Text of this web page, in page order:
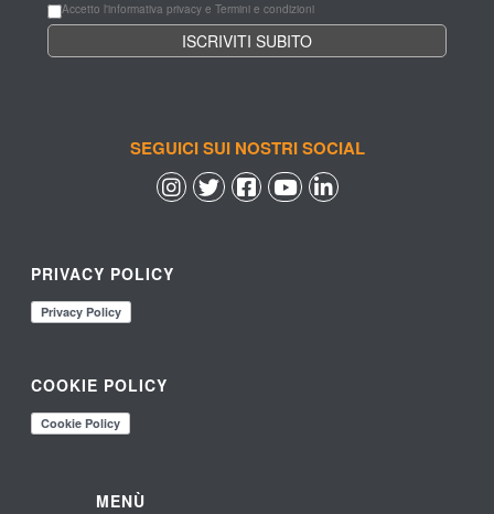
Accetto l'informativa privacy e Termini e condizioni
SEGUICI SUI NOSTRI SOCIAL
PRIVACY POLICY
COOKIE POLICY
MENÙ